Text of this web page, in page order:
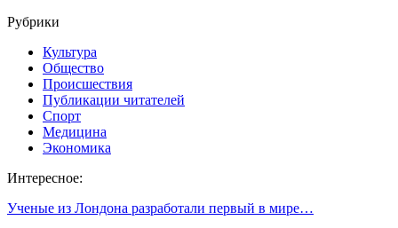
Рубрики
Культура
Общество
Происшествия
Публикации читателей
Спорт
Медицина
Экономика
Интересное:
Ученые из Лондона разработали первый в мире…